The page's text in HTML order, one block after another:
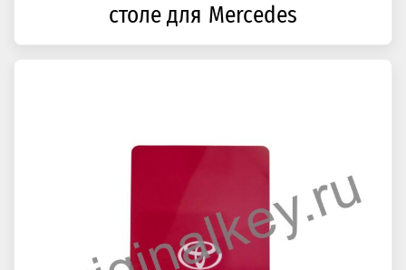
столе для Mercedes